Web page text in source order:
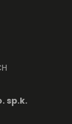
sp.k.